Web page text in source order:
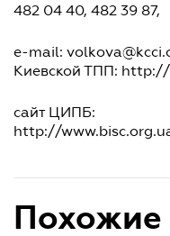
482 04 40, 482 39 87,
e-mail:
Киевской ТПП:
сайт ЦИПБ:
http://
Похожие